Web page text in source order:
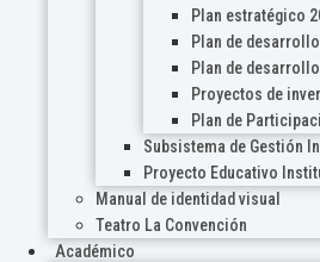
Plan estratégico
Plan de
Plan de
Proyectos de
Plan de
Subsistema de Gestión
Proyecto Educativo
Manual de identidad visual
Teatro La Convención
Académico